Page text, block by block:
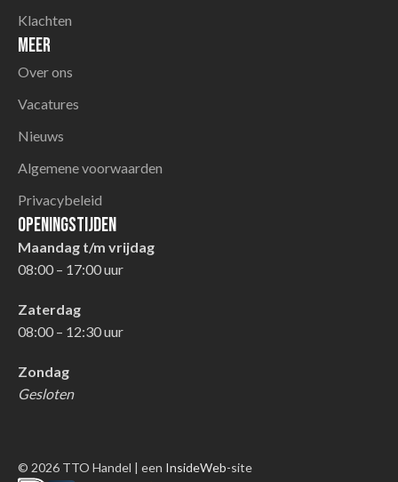
Klachten
Meer
Over ons
Vacatures
Nieuws
Algemene voorwaarden
Privacybeleid
Openingstijden
Maandag t/m vrijdag
08:00 – 17:00 uur
Zaterdag
08:00 – 12:30 uur
Zondag
Gesloten
© 2026 TTO Handel | een InsideWeb-site